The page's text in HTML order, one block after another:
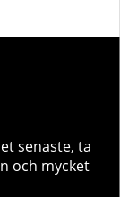
senaste, ta
och mycket